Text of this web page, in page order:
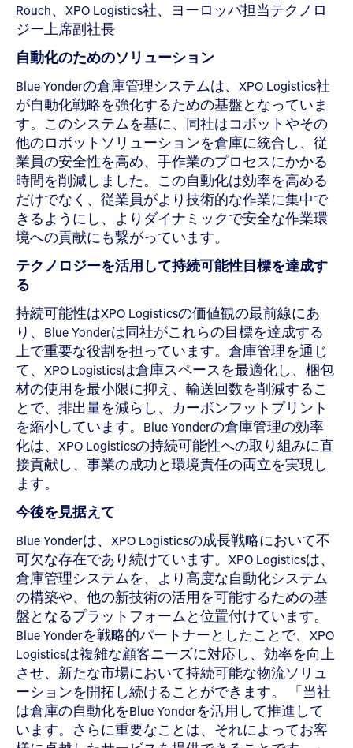
Rouch、XPO Logistics社、ヨーロッパ担当テクノロ
ジー上席副社長
自動化のためのソリューション
Blue Yonderの倉庫管理システムは、XPO Logistics社
が自動化戦略を強化するための基盤となっていま
す。このシステムを基に、同社はコボットやその
他のロボットソリューションを倉庫に統合し、従
業員の安全性を高め、手作業のプロセスにかかる
時間を削減しました。この自動化は効率を高める
だけでなく、従業員がより技術的な作業に集中で
きるようにし、よりダイナミックで安全な作業環
境への貢献にも繋がっています。
テクノロジーを活用して持続可能性目標を達成す
る
持続可能性はXPO Logisticsの価値観の最前線にあ
り、Blue Yonderは同社がこれらの目標を達成する
上で重要な役割を担っています。倉庫管理を通じ
て、XPO Logisticsは倉庫スペースを最適化し、梱包
材の使用を最小限に抑え、輸送回数を削減するこ
とで、排出量を減らし、カーボンフットプリント
を縮小しています。Blue Yonderの倉庫管理の効率
化は、XPO Logisticsの持続可能性への取り組みに直
接貢献し、事業の成功と環境責任の両立を実現し
ます。
今後を見据えて
Blue Yonderは、XPO Logisticsの成長戦略において不
可欠な存在であり続けています。XPO Logisticsは、
倉庫管理システムを、より高度な自動化システム
の構築や、他の新技術の活用を可能するための基
盤となるプラットフォームと位置付けています。
Blue Yonderを戦略的パートナーとしたことで、XPO
Logisticsは複雑な顧客ニーズに対応し、効率を向上
させ、新たな市場において持続可能な物流ソリュ
ーションを開拓し続けることができます。 「当社
は倉庫の自動化をBlue Yonderを活用して推進して
います。さらに重要なことは、それによってお客